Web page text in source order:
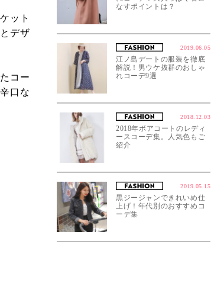
ット
デザ
コー
口な
なすポイントは？
2019.06.05
江ノ島デートの服装を徹底
解説！男ウケ抜群のおしゃ
れコーデ9選
2018.12.03
2018年ボアコートのレディ
ースコーデ集。人気色もご
紹介
2019.05.15
黒ジージャンできれいめ仕
上げ！年代別のおすすめコ
ーデ集